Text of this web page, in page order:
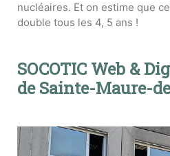
nucléaires. Et on estime que
double tous les 4, 5 ans !
SOCOTIC Web &
de Sainte-Maure-